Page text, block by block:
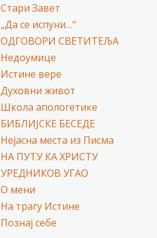
Стари Завет
„Да се испуни…“
ОДГОВОРИ СВЕТИТЕЉА
Недоумице
Истине вере
Духовни живот
Школа апологетике
БИБЛИЈСКЕ БЕСЕДЕ
Нејасна места из Писма
НА ПУТУ КА ХРИСТУ
УРЕДНИКОВ УГАО
О мени
На трагу Истине
Познај себе